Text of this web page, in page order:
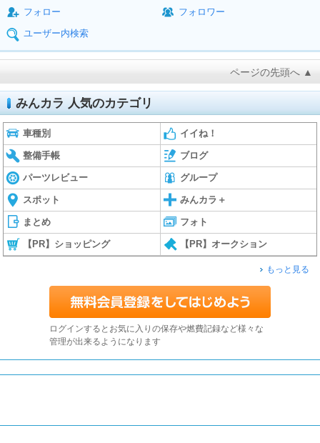
フォロー
フォロワー
ユーザー内検索
ページの先頭へ ▲
みんカラ 人気のカテゴリ
車種別 イイね！
整備手帳 ブログ
パーツレビュー グループ
スポット みんカラ＋
まとめ フォト
【PR】ショッピング 【PR】オークション
もっと見る
ログインするとお気に入りの保存や燃費記録など様々な
管理が出来るようになります